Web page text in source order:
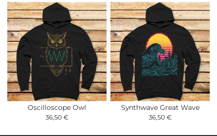
Oscilloscope Owl
36,50 €
Synthwave Great Wave
36,50 €